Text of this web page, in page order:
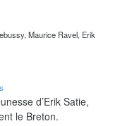
Maurice Ravel, Erik
d’Erik Satie,
le Breton.